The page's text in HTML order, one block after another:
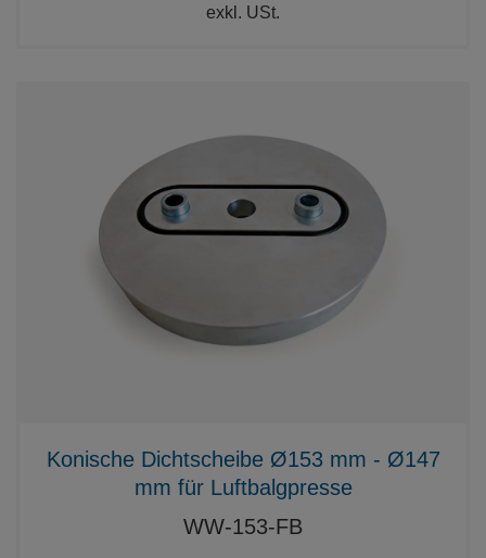
exkl. USt.
Konische Dichtscheibe Ø153 mm - Ø147
mm für Luftbalgpresse
WW-153-FB